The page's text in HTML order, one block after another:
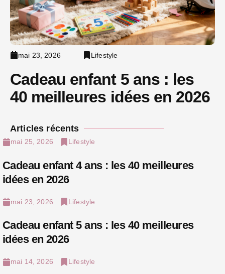
mai 23, 2026 Lifestyle
Cadeau enfant 5 ans : les
40 meilleures idées en 2026
Articles récents
mai 25, 2026 Lifestyle
Cadeau enfant 4 ans : les 40 meilleures
idées en 2026
mai 23, 2026 Lifestyle
Cadeau enfant 5 ans : les 40 meilleures
idées en 2026
mai 14, 2026 Lifestyle